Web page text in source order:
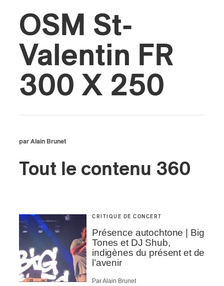
OSM St-
Valentin FR
300 X 250
par Alain Brunet
Tout le contenu 360
CRITIQUE DE CONCERT
Présence autochtone | Big
Tones et DJ Shub,
indigènes du présent et de
l’avenir
Par Alain Brunet